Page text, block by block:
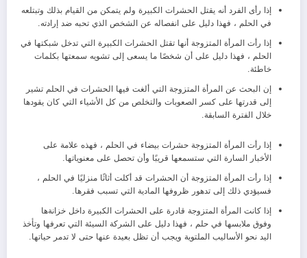
إذا رأى الفرد أنه يقتل الحشرات الكبيرة ولم يتمكن من القيام بذلك وتبتلعه
في الحلم ، فهذا دليل على انفصاله عن الشخص الذي تحبه ضد إرادته.
إذا رأت المرأة المتزوجة أنها تقتل الحشرات الكبيرة التي تدخل شبكتها في
الحلم ، فهذا دليل على أن شخصًا ما يسعى إلى تشويه سمعتها بكلمات
خاطئة.
إن البحث عن المرأة المتزوجة التي ألغت فيها الحشرات في الحلم تشير
إلى قدرتها على كسر الصعوبات والتخلص من كل الأشياء التي كان يقودها
خلال الفترة السابقة.
إذا رأت المرأة المتزوجة حشرات بيضاء في الحلم ، فهذه علامة على
الأخبار السارة التي ستسمعها قريبًا وأن تحصل على معنوياتها.
إذا رأت المرأة المتزوجة أن الحشرات قد أكلت أثاثًا منزليًا في الحلم ،
فسيؤدي ذلك إلى تدهور ظروفها المادية التي تسبب فقرها.
إذا كانت المرأة المتزوجة قادرة على الحشرات الكبيرة داخل خزانةها
وفوق ملابسها في حلم ، فهذا دليل على الشركة السيئة التي تعرفها وتأخذ
اليد نحو الأساليب الملتوية ويجب أن تظل بعيدة عنها حتى لا تدمر حياتها.